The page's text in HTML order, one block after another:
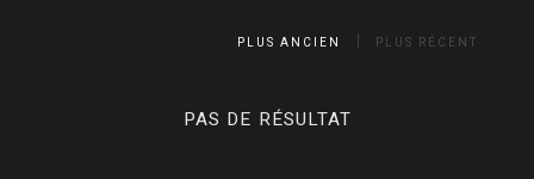
PLUS ANCIEN PLUS RÉCENT
PAS DE RÉSULTAT